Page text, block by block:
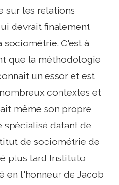
sur les relations
devrait finalement
sociométrie. C'est à
que la méthodologie
un essor et est
contextes et
même son propre
spécialisé datant de
de sociométrie de
plus tard Instituto
en l'honneur de Jacob